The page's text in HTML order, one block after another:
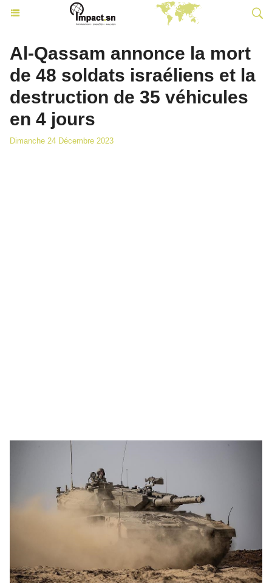
Al-Qassam annonce la mort
de 48 soldats israéliens et la
destruction de 35 véhicules
en 4 jours
Dimanche 24 Décembre 2023